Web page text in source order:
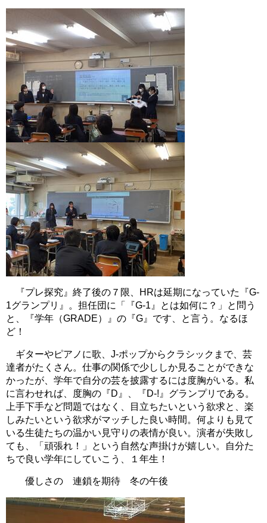
『プレ探究』終了後の７限、HRは延期になっていた『G-
1グランプリ』。担任団に「『G-1』とは如何に？」と問う
と、『学年（GRADE）』の『G』です、と言う。なるほ
ど！
ギターやピアノに歌、J-ポップからクラシックまで、芸
達者がたくさん。仕事の関係で少ししか見ることができな
かったが、学年で自分の芸を披露するには度胸がいる。私
に言わせれば、度胸の『D』、『D-!』グランプリである。
上手下手など問題ではなく、目立ちたいという欲求と、楽
しみたいという欲求がマッチした良い時間。何よりも見て
いる生徒たちの温かい見守りの表情が良い。演者が失敗し
ても、「頑張れ！」という自然な声掛けが嬉しい。自分た
ちで良い学年にしていこう、１年生！
優しさの 連鎖を期待 冬の午後